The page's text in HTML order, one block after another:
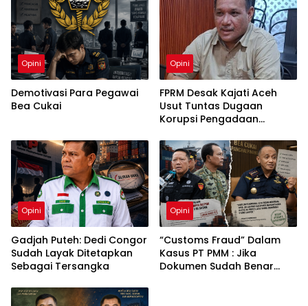
Opini
Demotivasi Para Pegawai
Bea Cukai
Opini
FPRM Desak Kajati Aceh
Usut Tuntas Dugaan
Korupsi Pengadaan
Langsa
Opini
Gadjah Puteh: Dedi Congor
Sudah Layak Ditetapkan
Sebagai Tersangka
Opini
“Customs Fraud” Dalam
Kasus PT PMM : Jika
Dokumen Sudah Benar